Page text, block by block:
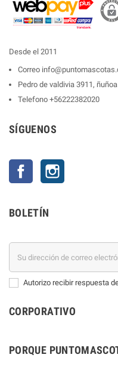
Desde el 2011
Correo
Pedro de valdivia 3911, ñuñoa
Telefono +56222382020
SÍGUENOS
Facebook
BOLETÍN
Autorizo recibir respuesta
CORPORATIVO
PORQUE